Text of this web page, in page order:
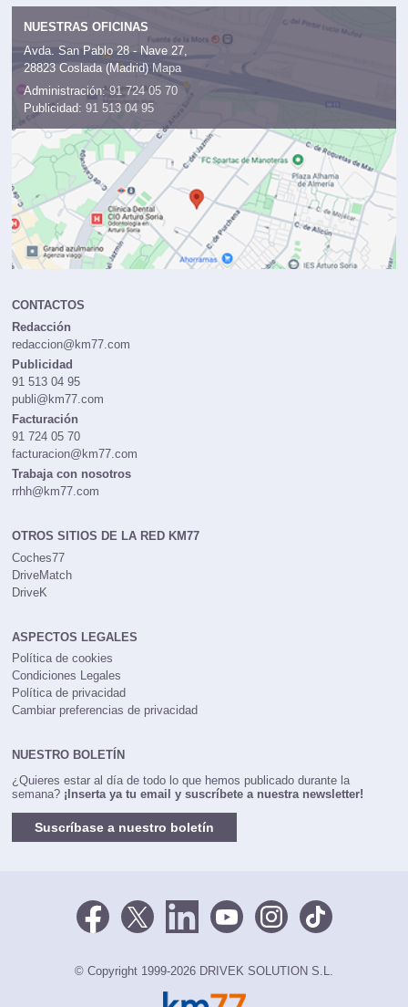
NUESTRAS OFICINAS
Avda. San Pablo 28 - Nave 27,
28823 Coslada (Madrid) Mapa
Administración: 91 724 05 70
Publicidad: 91 513 04 95
CONTACTOS
Redacción
redaccion@km77.com
Publicidad
91 513 04 95
publi@km77.com
Facturación
91 724 05 70
facturacion@km77.com
Trabaja con nosotros
rrhh@km77.com
OTROS SITIOS DE LA RED KM77
Coches77
DriveMatch
DriveK
ASPECTOS LEGALES
Política de cookies
Condiciones Legales
Política de privacidad
Cambiar preferencias de privacidad
NUESTRO BOLETÍN
¿Quieres estar al día de todo lo que hemos publicado durante la
semana? ¡Inserta ya tu email y suscríbete a nuestra newsletter!
Suscríbase a nuestro boletín
© Copyright 1999-2026 DRIVEK SOLUTION S.L.